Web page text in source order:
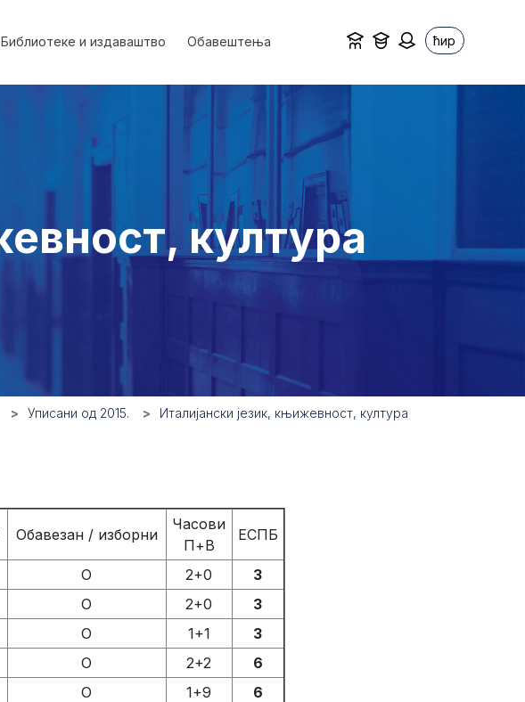
Библиотеке и издаваштво Обавештења ћир
култура
Уписани од 2015. Италијански језик, књижевност, култура
Обавезан / изборни
Часови
П+В
ЕСПБ
О 2+0
3
О 2+0
3
О 1+1
3
О 2+2
6
О 1+9
6